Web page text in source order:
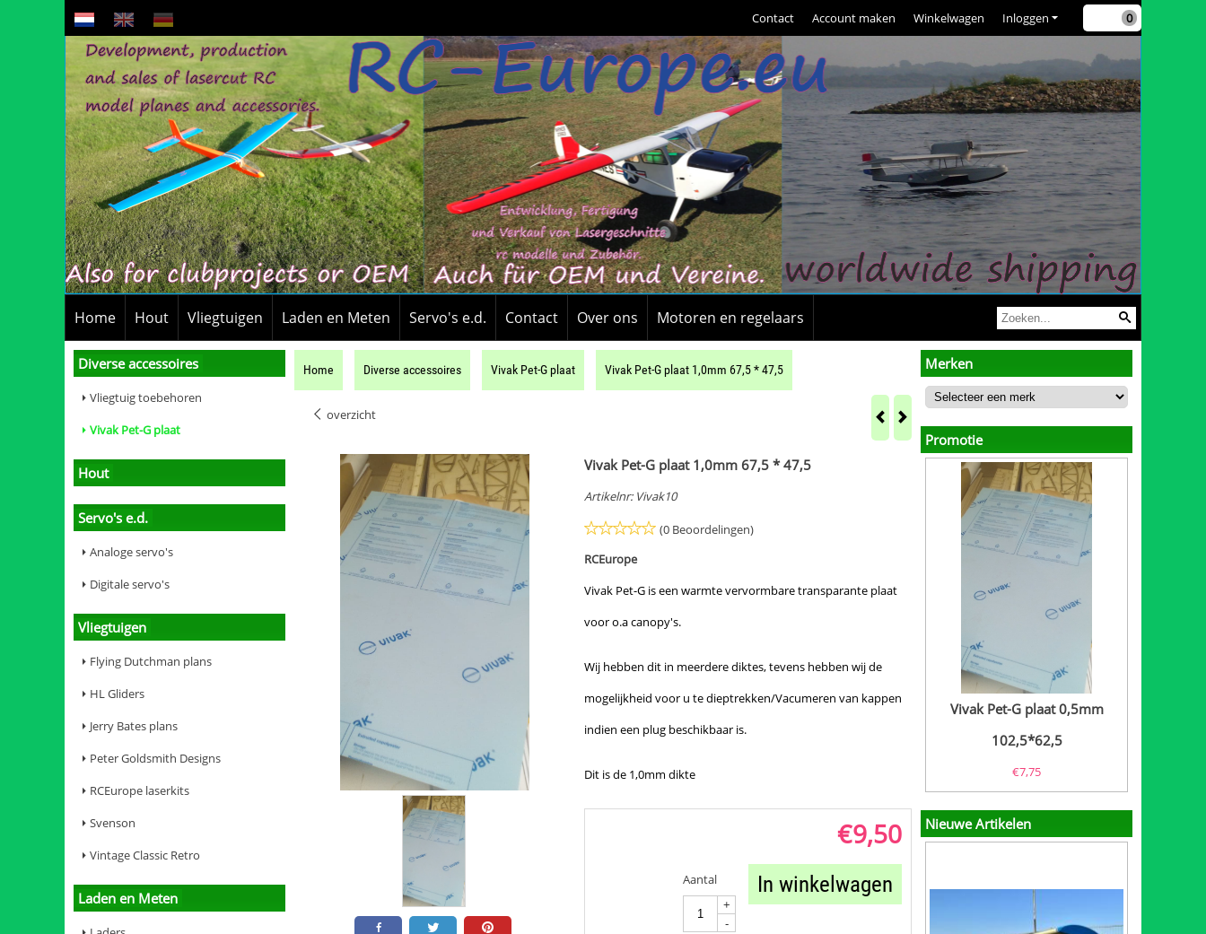
0
Inloggen
Contact Account maken Winkelwagen
Home Hout Vliegtuigen Laden en Meten Servo's e.d. Contact Over ons Motoren en regelaars
Diverse accessoires
Vliegtuig toebehoren
Vivak Pet-G plaat
Hout
Servo's e.d.
Analoge servo's
Digitale servo's
Vliegtuigen
Flying Dutchman plans
HL Gliders
Jerry Bates plans
Peter Goldsmith Designs
RCEurope laserkits
Svenson
Vintage Classic Retro
Laden en Meten
Home Diverse accessoires Vivak Pet-G plaat Vivak Pet-G plaat 1,0mm 67,5 * 47,5
overzicht
Vivak Pet-G plaat 1,0mm 67,5 * 47,5
Artikelnr: Vivak10
(0 Beoordelingen)
RCEurope
Vivak Pet-G is een warmte vervormbare transparante plaat
voor o.a canopy's.
Wij hebben dit in meerdere diktes, tevens hebben wij de
mogelijkheid voor u te dieptrekken/Vacumeren van kappen
indien een plug beschikbaar is.
Dit is de 1,0mm dikte
€9,50
Aantal
+
-
In winkelwagen
Merken
Promotie
Vivak Pet-G plaat 0,5mm
102,5*62,5
€7,75
Nieuwe Artikelen